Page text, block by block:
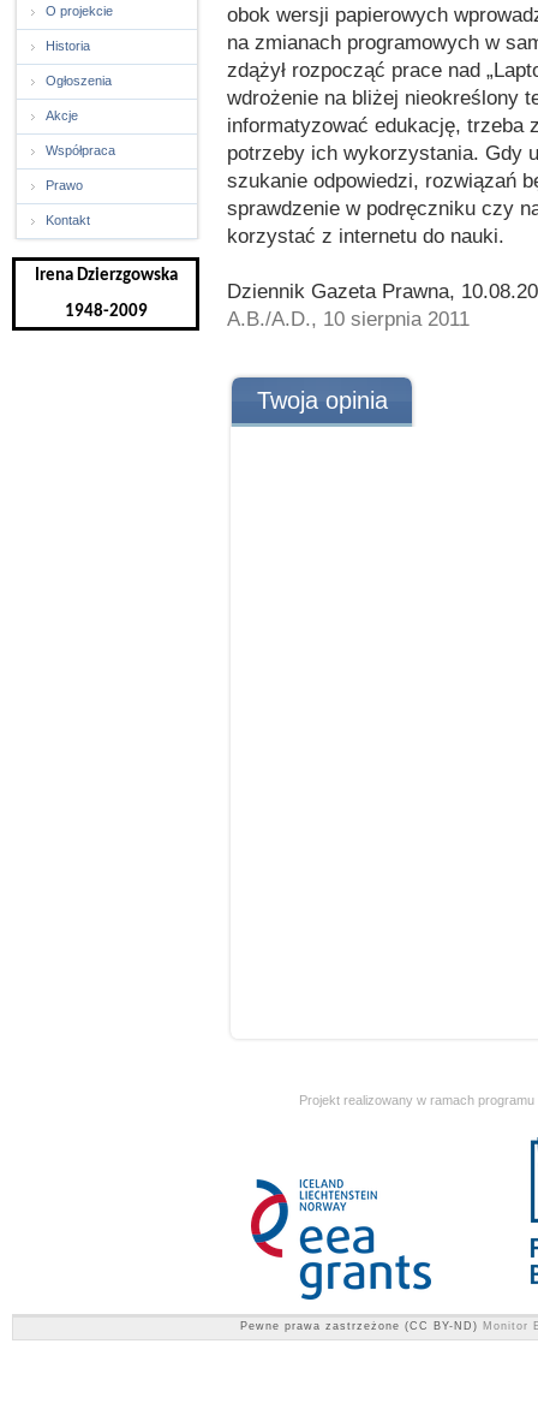
O projekcie
Historia
Ogłoszenia
Akcje
Współpraca
Prawo
Kontakt
Irena Dzierzgowska
1948-2009
obok wersji papierowych
na zmianach programowych w
zdążył rozpocząć prace nad
wdrożenie na bliżej nieokreślony
informatyzować edukację, trzeba
potrzeby ich wykorzystania. Gdy
szukanie odpowiedzi, rozwiązań
sprawdzenie w podręczniku czy
korzystać z internetu do nauki.
Dziennik Gazeta Prawna,
A.B./A.D., 10 sierpnia 2011
Twoja opinia
Projekt realizowany w ramach
Pewne prawa zastrzeżone (CC BY-ND) Monitor